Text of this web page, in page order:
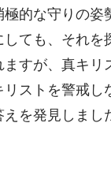
的な守りの
ても、それ
すが、真キリ
ストを警戒
を発見しま